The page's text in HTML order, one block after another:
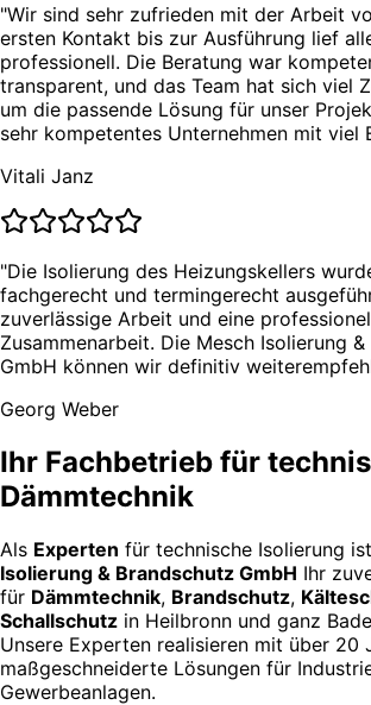
"Wir sind sehr zufrieden mit der Arbeit
ersten Kontakt bis zur Ausführung lief
professionell. Die Beratung war
transparent, und das Team hat sich viel
um die passende Lösung für unser
sehr kompetentes Unternehmen mit viel
Vitali Janz
"Die Isolierung des Heizungskellers
fachgerecht und termingerecht
zuverlässige Arbeit und eine
Zusammenarbeit. Die Mesch Isolierung
GmbH können wir definitiv
Georg Weber
Ihr Fachbetrieb für
Dämmtechnik
Als Experten für technische Isolierung
Isolierung & Brandschutz GmbH Ihr
für Dämmtechnik, Brandschutz,
Schallschutz in Heilbronn und ganz
Unsere Experten realisieren mit über 20
maßgeschneiderte Lösungen für
Gewerbeanlagen.